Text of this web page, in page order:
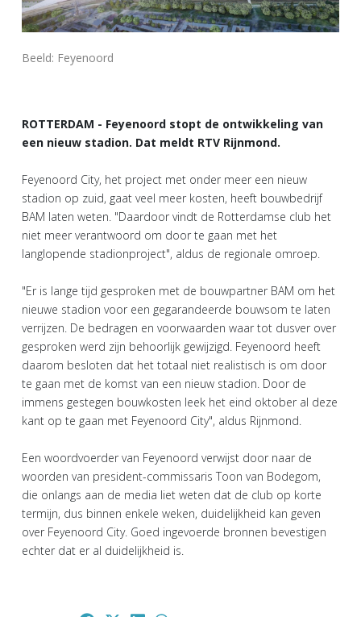
Beeld: Feyenoord
ROTTERDAM - Feyenoord stopt de ontwikkeling van
een nieuw stadion. Dat meldt RTV Rijnmond.
Feyenoord City, het project met onder meer een nieuw
stadion op zuid, gaat veel meer kosten, heeft bouwbedrijf
BAM laten weten. "Daardoor vindt de Rotterdamse club het
niet meer verantwoord om door te gaan met het
langlopende stadionproject", aldus de regionale omroep.
"Er is lange tijd gesproken met de bouwpartner BAM om het
nieuwe stadion voor een gegarandeerde bouwsom te laten
verrijzen. De bedragen en voorwaarden waar tot dusver over
gesproken werd zijn behoorlijk gewijzigd. Feyenoord heeft
daarom besloten dat het totaal niet realistisch is om door
te gaan met de komst van een nieuw stadion. Door de
immens gestegen bouwkosten leek het eind oktober al deze
kant op te gaan met Feyenoord City", aldus Rijnmond.
Een woordvoerder van Feyenoord verwijst door naar de
woorden van president-commissaris Toon van Bodegom,
die onlangs aan de media liet weten dat de club op korte
termijn, dus binnen enkele weken, duidelijkheid kan geven
over Feyenoord City. Goed ingevoerde bronnen bevestigen
echter dat er al duidelijkheid is.